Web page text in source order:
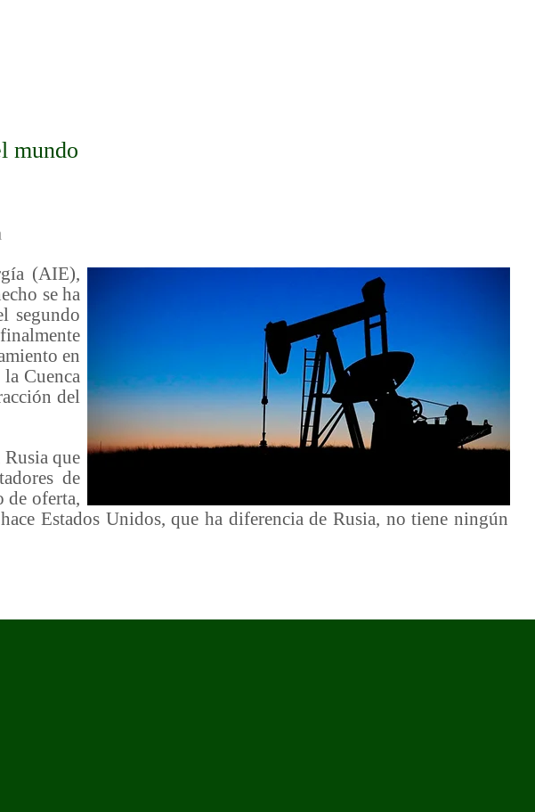
mundo
(AIE),
se ha
segundo
en
Cuenca
del
que
de
de oferta,
Estados Unidos, que ha diferencia de Rusia, no tiene ningún